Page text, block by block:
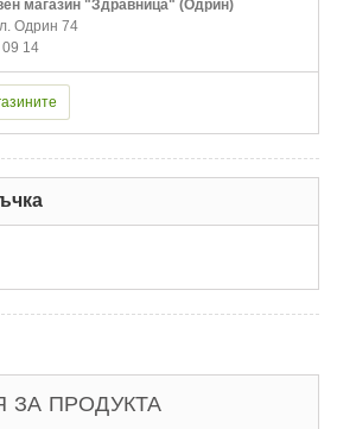
магазин "Здравница" (Одрин)
Одрин 74
14
ПРОДУКТА